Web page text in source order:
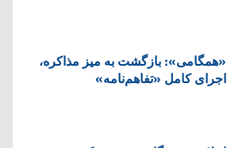
«همگامی»: بازگشت به میز مذاکره،
اجرای کامل «تفاهم‌نامه»